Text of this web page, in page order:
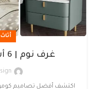
غرف نوم | 6 أشكال لكومود السرير
اكتشف أفضل تصاميم